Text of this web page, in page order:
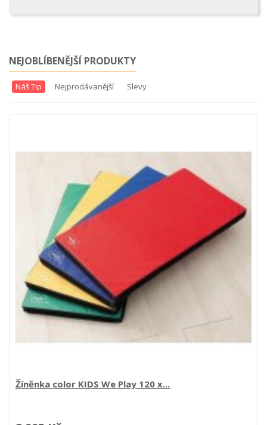
NEJOBLÍBENĚJŠÍ PRODUKTY
Náš Tip Nejprodávanější Slevy
Činka 701 2 x 2 kg